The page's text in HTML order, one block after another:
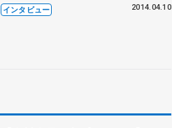
インタビュー 2014.04.10